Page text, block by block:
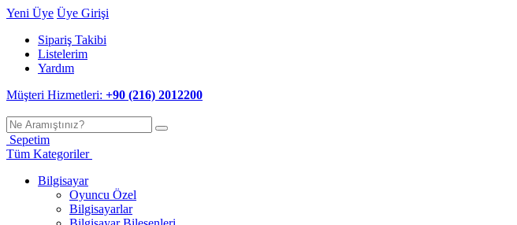
Yeni Üye Üye Girişi
Sipariş Takibi
Listelerim
Yardım
Müşteri Hizmetleri: +90 (216) 2012200
Sepetim
Tüm Kategoriler
Bilgisayar
Oyuncu Özel
Bilgisayarlar